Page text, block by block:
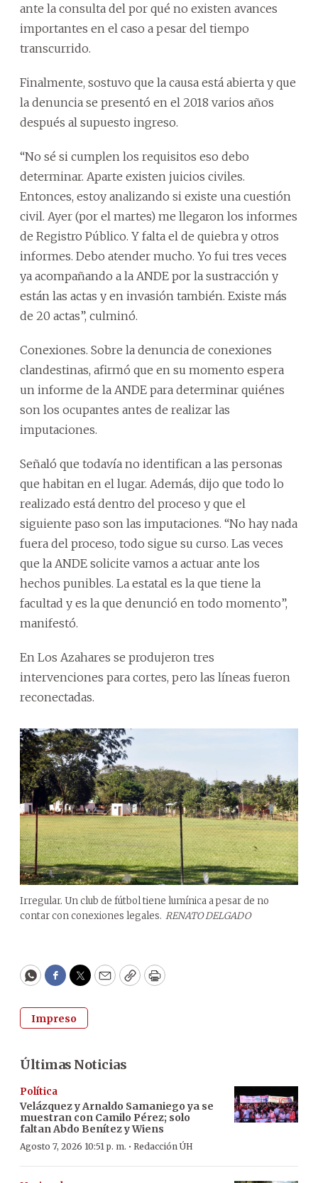
ante la consulta del por qué no existen avances
importantes en el caso a pesar del tiempo
transcurrido.
Finalmente, sostuvo que la causa está abierta y que
la denuncia se presentó en el 2018 varios años
después al supuesto ingreso.
“No sé si cumplen los requisitos eso debo
determinar. Aparte existen juicios civiles.
Entonces, estoy analizando si existe una cuestión
civil. Ayer (por el martes) me llegaron los informes
de Registro Público. Y falta el de quiebra y otros
informes. Debo atender mucho. Yo fui tres veces
ya acompañando a la ANDE por la sustracción y
están las actas y en invasión también. Existe más
de 20 actas”, culminó.
Conexiones. Sobre la denuncia de conexiones
clandestinas, afirmó que en su momento espera
un informe de la ANDE para determinar quiénes
son los ocupantes antes de realizar las
imputaciones.
Señaló que todavía no identifican a las personas
que habitan en el lugar. Además, dijo que todo lo
realizado está dentro del proceso y que el
siguiente paso son las imputaciones. “No hay nada
fuera del proceso, todo sigue su curso. Las veces
que la ANDE solicite vamos a actuar ante los
hechos punibles. La estatal es la que tiene la
facultad y es la que denunció en todo momento”,
manifestó.
En Los Azahares se produjeron tres
intervenciones para cortes, pero las líneas fueron
reconectadas.
Irregular. Un club de fútbol tiene lumínica a pesar de no
contar con conexiones legales. RENATO DELGADO
WhatsApp
Facebook
Twitter
EmailCopyPrint
Impreso
Últimas Noticias
Política
Velázquez y Arnaldo Samaniego ya se
muestran con Camilo Pérez; solo
faltan Abdo Benítez y Wiens
Agosto 7, 2026 10:51 p. m. · Redacción ÚH